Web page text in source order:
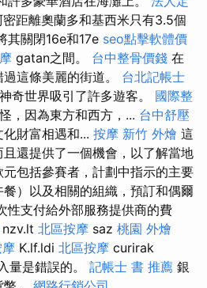
密距離奧蘭多和基西米只有3.5個
其關閉16e和17e seo點擊軟體價
gatan之間。 台中整骨價錢 在
這條美麗的街道。 台北記帳士
奇世界吸引了許多遊客。 國際整
，因為東方和西方，... 台中舒壓
財富相遇和... 按摩 新竹 外燴 這
還提供了一個機會，以了解當地
包括參賽者，計劃中指示的主要
）以及相關的組織，預訂和偶爾
性支付給外部服務提供商的費
nzv.lt 北區按摩 saz 桃園 外燴
K.lf.ldi 北區按摩 curirak
量是錯誤的。 記帳士 書 推薦 銀